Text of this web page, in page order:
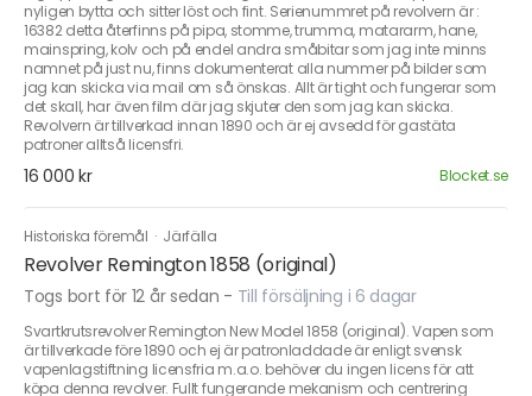
nyligen bytta och sitter löst och fint. Serienummret på revolvern är :
16382 detta återfinns på pipa, stomme, trumma, matararm, hane,
mainspring, kolv och på endel andra småbitar som jag inte minns
namnet på just nu, finns dokumenterat alla nummer på bilder som
jag kan skicka via mail om så önskas. Allt är tight och fungerar som
det skall, har även film där jag skjuter den som jag kan skicka.
Revolvern är tillverkad innan 1890 och är ej avsedd för gastäta
patroner alltså licensfri.
16 000 kr Blocket.se
Historiska föremål · Järfälla
Revolver Remington 1858 (original)
Togs bort för 12 år sedan - Till försäljning i 6 dagar
Svartkrutsrevolver Remington New Model 1858 (original). Vapen som
är tillverkade före 1890 och ej är patronladdade är enligt svensk
vapenlagstiftning licensfria m.a.o. behöver du ingen licens för att
köpa denna revolver. Fullt fungerande mekanism och centrering